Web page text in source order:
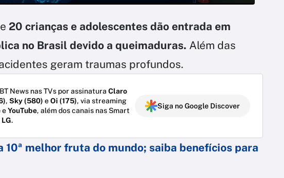
20 crianças e adolescentes dão entrada em
no Brasil devido a queimaduras. Além das
geram traumas profundos.
News nas TVs por assinatura Claro
, Sky (580) eOi (175), via streaming
eYouTube, além dos canais nas Smart
LG.
Siga no Google Discover
10ª melhor fruta do mundo; saiba benefícios para